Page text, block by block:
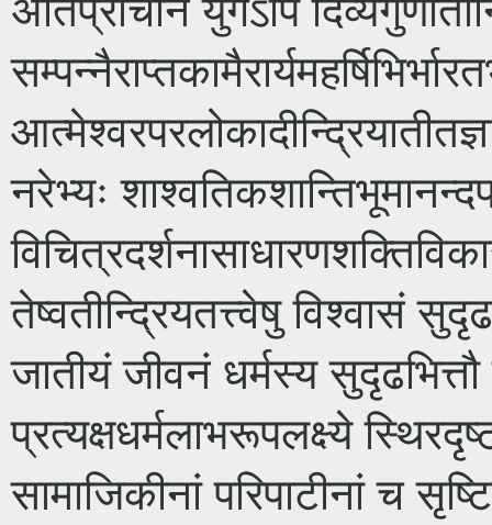
नरेभ्यः
तेष्वतीन्द्रियतत्त्वेषु विश्वासं
जातीयं जीवनं धर्मस्य
प्रत्यक्षधर्मलाभरूपलक्ष्ये
सामाजिकीनां परिपाटीनां च